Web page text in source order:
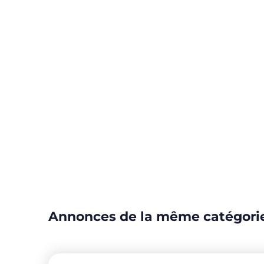
Annonces de la même